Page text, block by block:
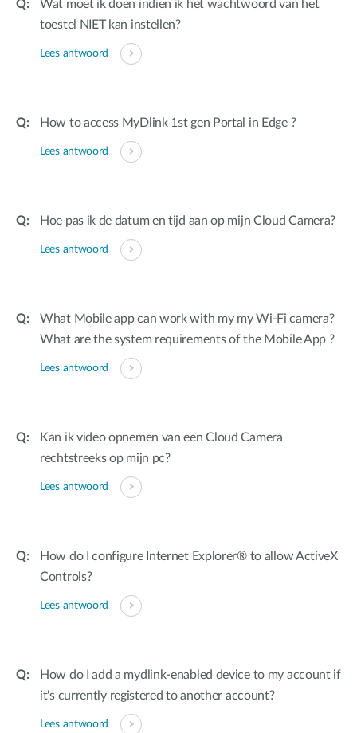
Wat moet ik doen indien ik het wachtwoord van het
toestel NIET kan instellen?
Lees antwoord
How to access MyDlink 1st gen Portal in Edge ?
Lees antwoord
Hoe pas ik de datum en tijd aan op mijn Cloud Camera?
Lees antwoord
What Mobile app can work with my my Wi-Fi camera?
What are the system requirements of the Mobile App ?
Lees antwoord
Kan ik video opnemen van een Cloud Camera
rechtstreeks op mijn pc?
Lees antwoord
How do I configure Internet Explorer® to allow ActiveX
Controls?
Lees antwoord
How do I add a mydlink-enabled device to my account if
it's currently registered to another account?
Lees antwoord